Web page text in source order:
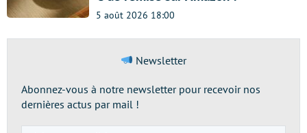
5 août 2026 18:00
Newsletter
Abonnez-vous à notre newsletter pour recevoir nos
dernières actus par mail !